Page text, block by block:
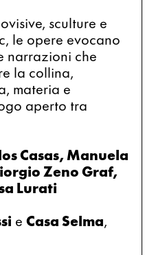
sculture e
le opere evocano
narrazioni che
la collina,
materia e
aperto tra
Casas, Manuela
Zeno Graf,
Lurati
e Casa Selma,